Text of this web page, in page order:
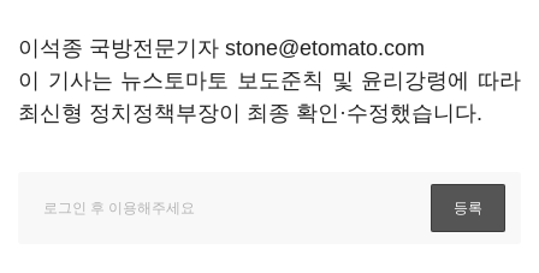
이석종 국방전문기자 stone@etomato.com
이 기사는 뉴스토마토 보도준칙 및 윤리강령에 따라
최신형 정치정책부장이 최종 확인·수정했습니다.